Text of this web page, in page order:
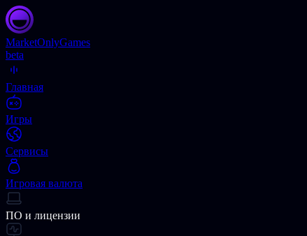
MarketOnlyGames
beta
Главная
Игры
Сервисы
Игровая валюта
ПО и лицензии